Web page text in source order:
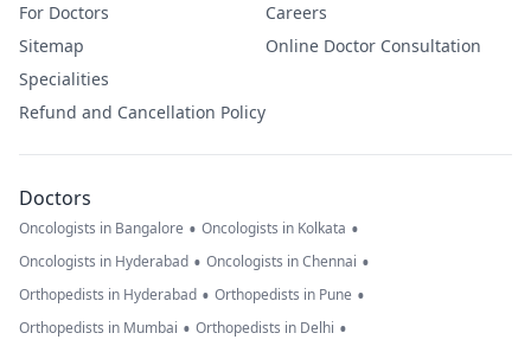
For Doctors
Sitemap
Specialities
Refund and Cancellation Policy
Careers
Online Doctor Consultation
Doctors
Oncologists in Bangalore • Oncologists in Kolkata •
Oncologists in Hyderabad • Oncologists in Chennai •
Orthopedists in Hyderabad • Orthopedists in Pune •
Orthopedists in Mumbai • Orthopedists in Delhi •